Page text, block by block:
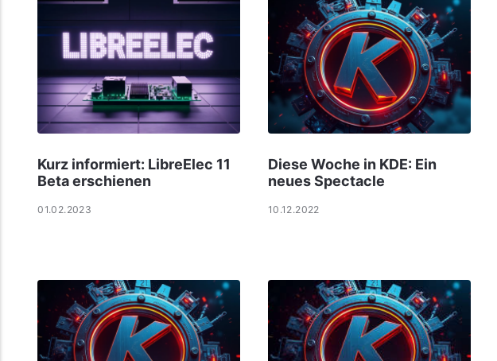
Kurz informiert: LibreElec 11
Beta erschienen
01.02.2023
Diese Woche in KDE: Ein
neues Spectacle
10.12.2022